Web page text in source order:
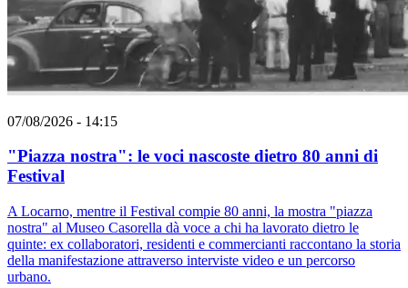
07/08/2026 - 14:15
"Piazza nostra": le voci nascoste dietro 80 anni di
Festival
A Locarno, mentre il Festival compie 80 anni, la mostra "piazza
nostra" al Museo Casorella dà voce a chi ha lavorato dietro le
quinte: ex collaboratori, residenti e commercianti raccontano la storia
della manifestazione attraverso interviste video e un percorso
urbano.